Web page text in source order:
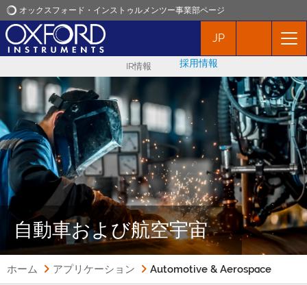
オックスフォード・インストゥルメンツー事業部ページ
オックスフォード・インストゥルメンツ
アプリケーション
プロダクト
ニュース
イベント
お問い合わせ
JP
IR情報 採用情報
自動車および航空宇宙
ホーム アプリケーション Automotive & Aerospace